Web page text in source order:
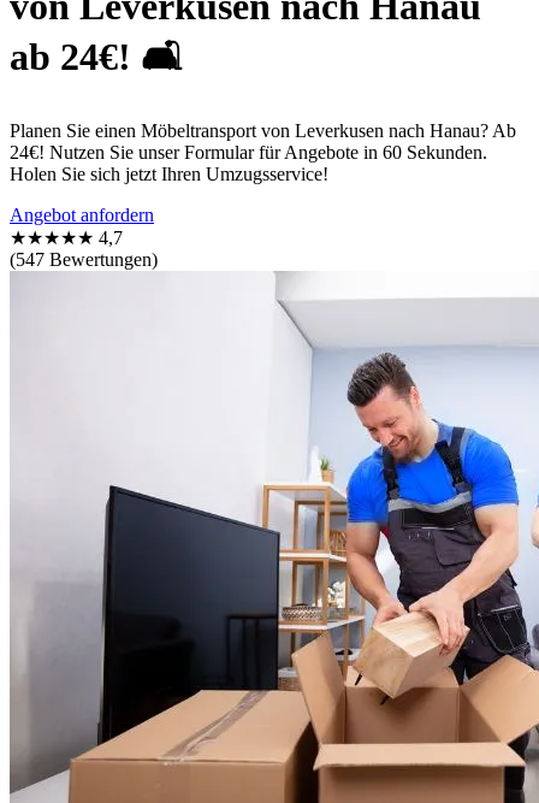
ab 24€! 🛋️
Planen Sie einen Möbeltransport von Leverkusen nach Hanau? Ab
24€! Nutzen Sie unser Formular für Angebote in 60 Sekunden.
Holen Sie sich jetzt Ihren Umzugsservice!
Angebot anfordern
★★★★★ 4,7
(547 Bewertungen)